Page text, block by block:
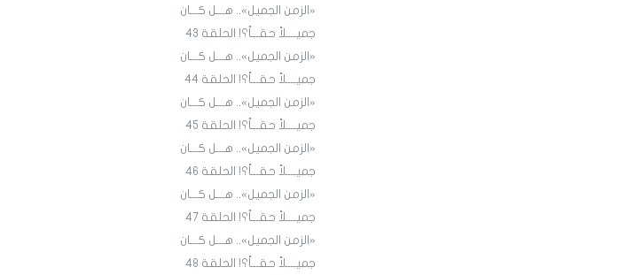
«الزمن الجميل».. هـــل كـــان
جميــــلاً حقـــاً؟! الحلقة 43
«الزمن الجميل».. هـــل كـــان
جميــــلاً حقـــاً؟! الحلقة 44
«الزمن الجميل».. هـــل كـــان
جميــــلاً حقـــاً؟! الحلقة 45
«الزمن الجميل».. هـــل كـــان
جميــــلاً حقـــاً؟! الحلقة ٤٦
«الزمن الجميل».. هـــل كـــان
جميــــلاً حقـــاً؟! الحلقة ٤7
«الزمن الجميل».. هـــل كـــان
جميــــلاً حقـــاً؟! الحلقة ٤٨